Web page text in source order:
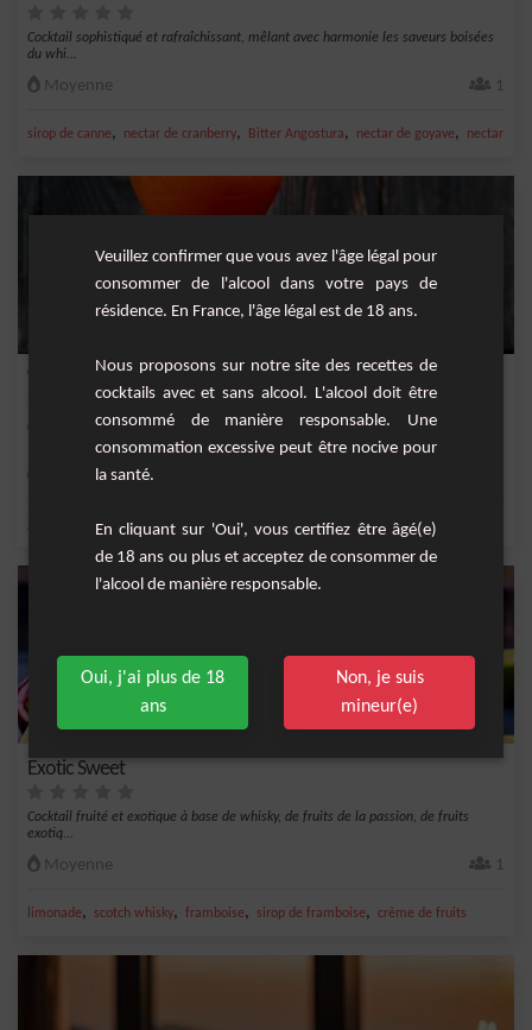
Cocktail sophistiqué et rafraîchissant, mêlant avec harmonie les saveurs boisées
du whi...
Moyenne 1
sirop de canne, nectar de cranberry, Bitter Angostura, nectar de goyave, nectar de
Whisky arrangé
Cocktail fruité à base de whisky, jus d'ananas et nectar de maracujà.
jus d'ananas, ananas,nectar de maracujà, scotch whisky,whisky
Exotic Sweet
Cocktail fruité et exotique à base de whisky, de fruits de la passion, de fruits
exotiq...
Moyenne 1
limonade, scotch whisky, framboise, sirop de framboise, crème de fruits
Veuillez confirmer que vous avez l'âge légal pour
consommer de l'alcool dans votre pays de
résidence. En France, l'âge légal est de 18 ans.
Nous proposons sur notre site des recettes de
cocktails avec et sans alcool. L'alcool doit être
consommé de manière responsable. Une
consommation excessive peut être nocive pour
la santé.
En cliquant sur 'Oui', vous certifiez être âgé(e)
de 18 ans ou plus et acceptez de consommer de
l'alcool de manière responsable.
Oui, j'ai plus de 18
ans
Non, je suis
mineur(e)